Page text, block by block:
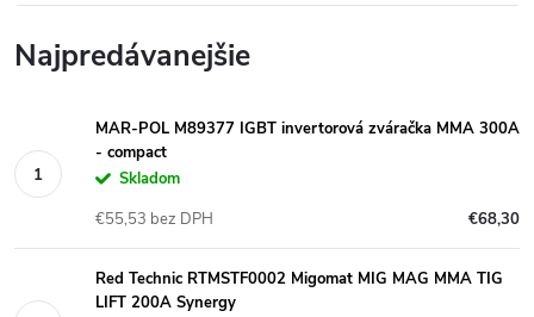
Najpredávanejšie
MAR-POL M89377 IGBT invertorová zváračka MMA 300A
- compact
Skladom
€68,30
€55,53 bez DPH
Red Technic RTMSTF0002 Migomat MIG MAG MMA TIG
LIFT 200A Synergy